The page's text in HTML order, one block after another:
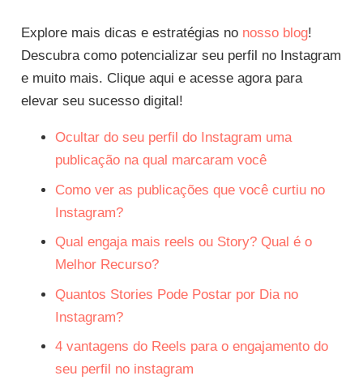
Explore mais dicas e estratégias no nosso blog!
Descubra como potencializar seu perfil no Instagram
e muito mais. Clique aqui e acesse agora para
elevar seu sucesso digital!
Ocultar do seu perfil do Instagram uma
publicação na qual marcaram você
Como ver as publicações que você curtiu no
Instagram?
Qual engaja mais reels ou Story? Qual é o
Melhor Recurso?
Quantos Stories Pode Postar por Dia no
Instagram?
4 vantagens do Reels para o engajamento do
seu perfil no instagram